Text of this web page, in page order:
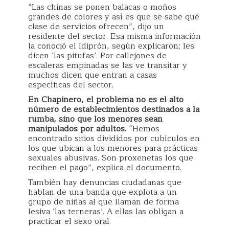
“Las chinas se ponen balacas o moños
grandes de colores y así es que se sabe qué
clase de servicios ofrecen”, dijo un
residente del sector. Esa misma información
la conoció el Idiprón, según explicaron; les
dicen ‘las pitufas’. Por callejones de
escaleras empinadas se las ve transitar y
muchos dicen que entran a casas
específicas del sector.
En Chapinero, el problema no es el alto
número de establecimientos destinados a la
rumba, sino que los menores sean
manipulados por adultos. “Hemos
encontrado sitios divididos por cubículos en
los que ubican a los menores para prácticas
sexuales abusivas. Son proxenetas los que
reciben el pago”, explica el documento.
También hay denuncias ciudadanas que
hablan de una banda que explota a un
grupo de niñas al que llaman de forma
lesiva ‘las terneras’. A ellas las obligan a
practicar el sexo oral.